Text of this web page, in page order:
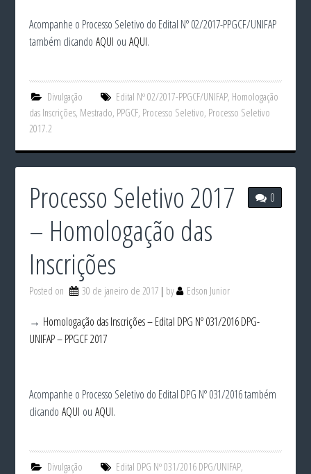
Acompanhe o Processo Seletivo do Edital Nº 02/2017-PPGCF/UNIFAP
também clicandoAQUI ouAQUI.
Divulgação Edital Nº 02/2017-PPGCF/UNIFAP, Homologação
das Inscrições, Mestrado, PPGCF, Processo Seletivo, Processo Seletivo
2017.2
0
Processo Seletivo 2017
– Homologação das
Inscrições
Posted on 30 de janeiro de 2017 by Edson Junior
→ Homologação das Inscrições – Edital DPG Nº 031/2016 DPG-
UNIFAP – PPGCF 2017
Acompanhe o Processo Seletivo do Edital DPG Nº 031/2016 também
clicandoAQUI ouAQUI.
Divulgação Edital DPG Nº 031/2016 DPG/UNIFAP,